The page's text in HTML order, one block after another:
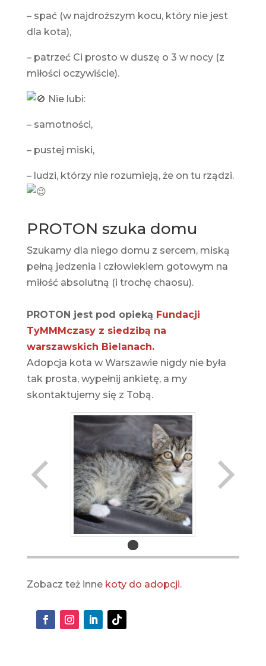
– spać (w najdroższym kocu, który nie jest
dla kota),
– patrzeć Ci prosto w duszę o 3 w nocy (z
miłości oczywiście).
Nie lubi:
– samotności,
– pustej miski,
– ludzi, którzy nie rozumieją, że on tu rządzi.
PROTON szuka domu
Szukamy dla niego domu z sercem, miską
pełną jedzenia i człowiekiem gotowym na
miłość absolutną (i trochę chaosu).
PROTON jest pod opieką Fundacji
TyMMMczasy z siedzibą na
warszawskich Bielanach.
Adopcja kota w Warszawie nigdy nie była
tak prosta, wypełnij ankietę, a my
skontaktujemy się z Tobą.
Zobacz też inne koty do adopcji.